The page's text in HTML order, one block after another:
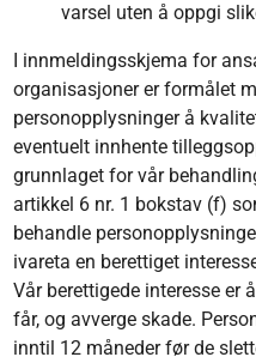
varsel uten å oppgi
I innmeldingsskjema for
organisasjoner er formålet
personopplysninger å
eventuelt innhente
grunnlaget for vår
artikkel 6 nr. 1 bokstav (f)
behandle
ivareta en berettiget
Vår berettigede interesse er
får, og avverge skade.
inntil 12 måneder før de